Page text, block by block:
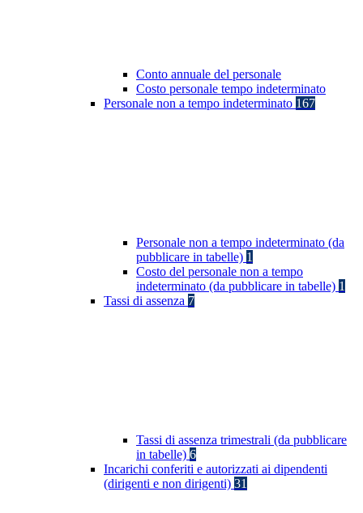
Conto annuale del personale
Costo personale tempo indeterminato
Personale non a tempo indeterminato 167
Personale non a tempo indeterminato (da
pubblicare in tabelle) 1
Costo del personale non a tempo
indeterminato (da pubblicare in tabelle) 1
Tassi di assenza 7
Tassi di assenza trimestrali (da pubblicare
in tabelle) 6
Incarichi conferiti e autorizzati ai dipendenti
(dirigenti e non dirigenti) 31